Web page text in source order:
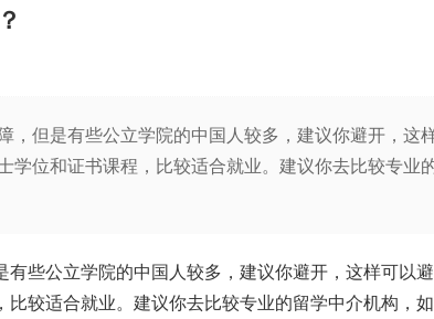
但是有些公立学院的中国人较多，建议你避开，这
学位和证书课程，比较适合就业。建议你去比较专业
些公立学院的中国人较多，建议你避开，这样可以
较适合就业。建议你去比较专业的留学中介机构，如